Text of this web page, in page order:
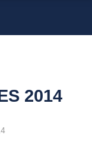
2014